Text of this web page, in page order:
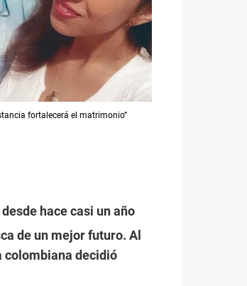
fortalecerá el matrimonio”
hace casi un año
de un mejor futuro. Al
colombiana decidió